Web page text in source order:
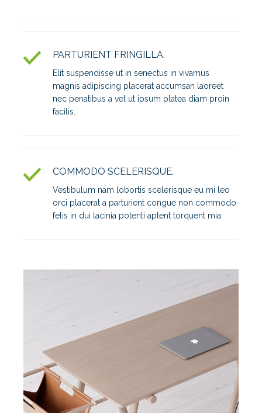
PARTURIENT FRINGILLA.
Elit suspendisse ut in senectus in vivamus
magnis adipiscing placerat accumsan laoreet
nec penatibus a vel ut ipsum platea diam proin
facilis.
COMMODO SCELERISQUE.
Vestibulum nam lobortis scelerisque eu mi leo
orci placerat a parturient congue non commodo
felis in dui lacinia potenti aptent torquent mia.